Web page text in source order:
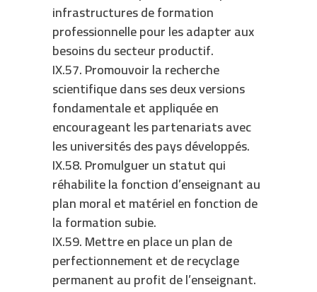
infrastructures de formation
professionnelle pour les adapter aux
besoins du secteur productif.
IX.57. Promouvoir la recherche
scientifique dans ses deux versions
fondamentale et appliquée en
encourageant les partenariats avec
les universités des pays développés.
IX.58. Promulguer un statut qui
réhabilite la fonction d’enseignant au
plan moral et matériel en fonction de
la formation subie.
IX.59. Mettre en place un plan de
perfectionnement et de recyclage
permanent au profit de l’enseignant.